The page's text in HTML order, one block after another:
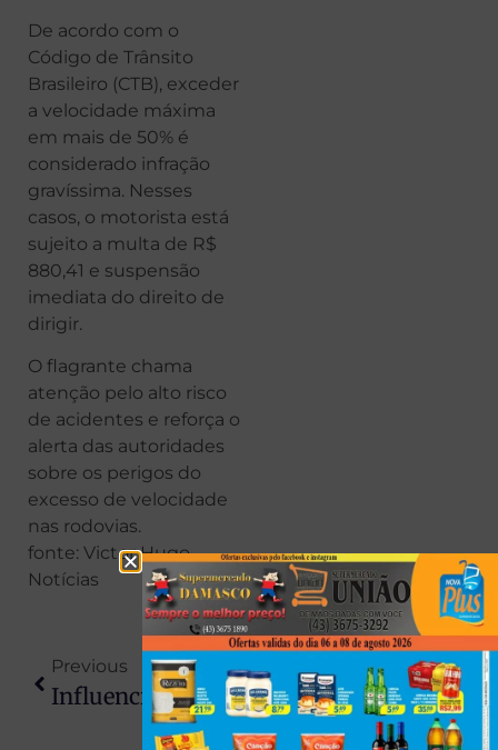
De acordo com o
Código de Trânsito
Brasileiro (CTB), exceder
a velocidade máxima
em mais de 50% é
considerado infração
gravíssima. Nesses
casos, o motorista está
sujeito a multa de R$
880,41 e suspensão
imediata do direito de
dirigir.
O flagrante chama
atenção pelo alto risco
de acidentes e reforça o
alerta das autoridades
sobre os perigos do
excesso de velocidade
nas rodovias.
fonte: Victor Hugo
Notícias
Previous
Influenciadora Deolane Bezerra É Presa Em Operação Sobre Lavagem De Dinheiro Do PCC
Next
Boleto Bancário Ainda Vale A Pena? Vantagens E Desvantagens Para Empresas